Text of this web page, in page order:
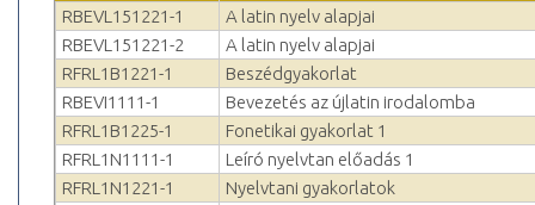
RBEVL151221-1
A latin nyelv alapjai
RBEVL151221-2
A latin nyelv alapjai
RFRL1B1221-1
Beszédgyakorlat
RBEVI1111-1
Bevezetés az újlatin irodalomba
RFRL1B1225-1
Fonetikai gyakorlat 1
RFRL1N1111-1
Leíró nyelvtan előadás 1
RFRL1N1221-1
Nyelvtani gyakorlatok